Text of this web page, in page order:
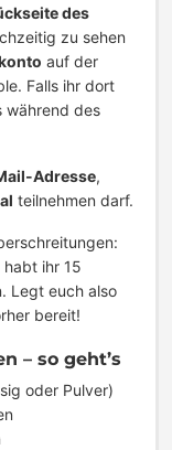
des
zu sehen
auf der
Falls ihr dort
während des
Adresse,
teilnehmen darf.
ihr 15
Legt euch also
bereit!
– so geht’s
oder Pulver)